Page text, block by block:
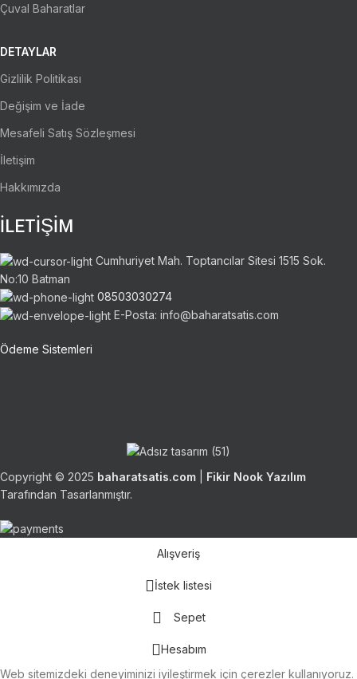
Çuval Baharatlar
DETAYLAR
Gizlilik Politikası
Değişim ve İade
Mesafeli Satış Sözleşmesi
İletişim
Hakkımızda
İLETİŞİM
Cumhuriyet Mah. Toptancılar Sitesi 1515 Sok.
No:10 Batman
08503030274
E-Posta: info@baharatsatis.com
Ödeme Sistemleri
Copyright © 2025 baharatsatis.com
Fikir Nook Yazılım
Tarafından Tasarlanmıştır.
Alışveriş
İstek listesi
Sepet
Hesabım
Web sitemizdeki deneyiminizi iyileştirmek için çerezler kullanıyoruz.